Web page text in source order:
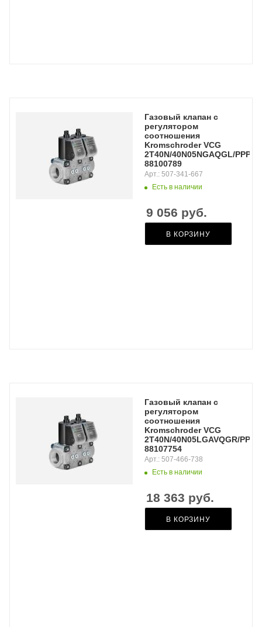
Газовый клапан с
регулятором
соотношения
Kromschroder VCG
2T40N/40N05NGAQGL/PPPP/
88100789
Есть в наличии
Арт.: 507-341-667
9 056 руб.
В КОРЗИНУ
Газовый клапан с
регулятором
соотношения
Kromschroder VCG
2T40N/40N05LGAVQGR/
88107754
Есть в наличии
Арт.: 507-466-738
18 363 руб.
В КОРЗИНУ